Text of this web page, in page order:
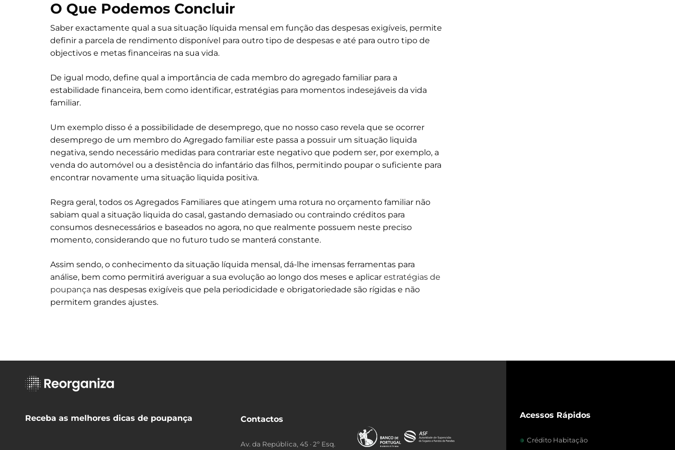
O Que Podemos Concluir
Saber exactamente qual a sua situação líquida mensal em função das despesas exigíveis, permite
definir a parcela de rendimento disponível para outro tipo de despesas e até para outro tipo de
objectivos e metas financeiras na sua vida.
De igual modo, define qual a importância de cada membro do agregado familiar para a
estabilidade financeira, bem como identificar, estratégias para momentos indesejáveis da vida
familiar.
Um exemplo disso é a possibilidade de desemprego, que no nosso caso revela que se ocorrer
desemprego de um membro do Agregado familiar este passa a possuir um situação liquida
negativa, sendo necessário medidas para contrariar este negativo que podem ser, por exemplo, a
venda do automóvel ou a desistência do infantário das filhos, permitindo poupar o suficiente para
encontrar novamente uma situação liquida positiva.
Regra geral, todos os Agregados Familiares que atingem uma rotura no orçamento familiar não
sabiam qual a situação liquida do casal, gastando demasiado ou contraindo créditos para
consumos desnecessários e baseados no agora, no que realmente possuem neste preciso
momento, considerando que no futuro tudo se manterá constante.
Assim sendo, o conhecimento da situação líquida mensal, dá-lhe imensas ferramentas para
análise, bem como permitirá averiguar a sua evolução ao longo dos meses e aplicar estratégias de
poupança nas despesas exigíveis que pela periodicidade e obrigatoriedade são rígidas e não
permitem grandes ajustes.
Receba as melhores dicas de poupança Contactos
Av. da República, 45 · 2º Esq.
Acessos Rápidos
Crédito Habitação